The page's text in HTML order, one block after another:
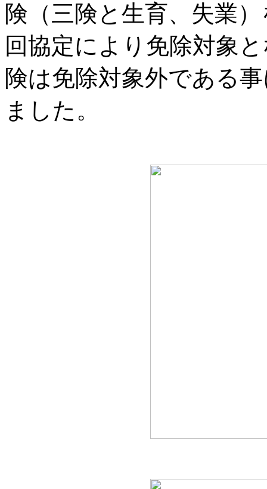
険（三険と生育、失業
回協定により免除対象
険は免除対象外である
ました。